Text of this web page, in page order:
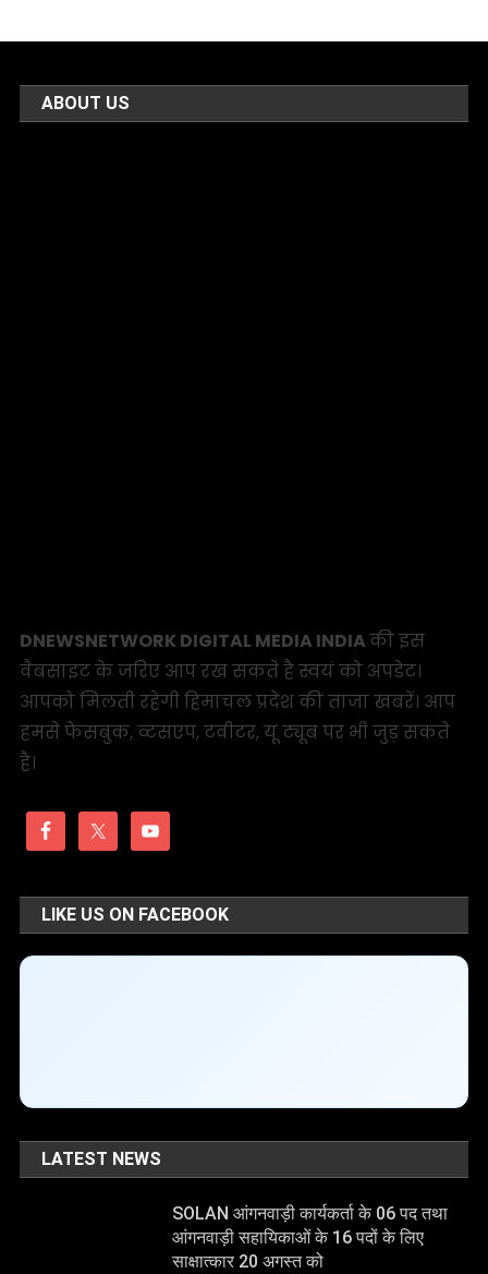
ABOUT US
DNEWSNETWORK DIGITAL MEDIA INDIAकी इस
वैबसाइट के जरिए आप रख सकते है स्वयं को अपडेट।
आपको मिलती रहेगी हिमाचल प्रदेश की ताजा खबरें। आप
हमसे फेसबुक, व्टसएप, टवीटर, यू ट्यूब पर भी जुड़ सकते
है।
LIKE US ON FACEBOOK
LATEST NEWS
SOLAN आंगनवाड़ी कार्यकर्ता के 06 पद तथा
आंगनवाड़ी सहायिकाओं के 16 पदों के लिए
साक्षात्कार 20 अगस्त को